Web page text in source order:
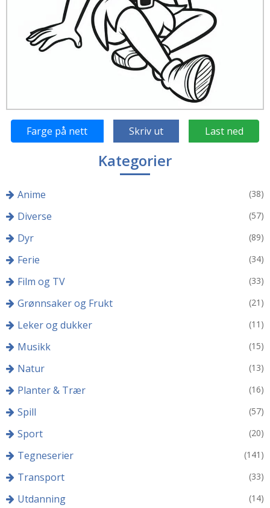
Farge på nett Skriv ut Last ned
Kategorier
Anime (38)
Diverse (57)
Dyr (89)
Ferie (34)
Film og TV (33)
Grønnsaker og Frukt (21)
Leker og dukker (11)
Musikk (15)
Natur (13)
Planter & Trær (16)
Spill (57)
Sport (20)
Tegneserier (141)
Transport (33)
Utdanning (14)